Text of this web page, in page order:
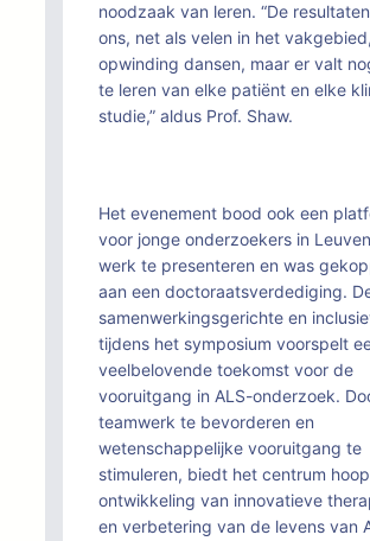
noodzaak van leren. “De
ons, net als velen in het
opwinding dansen, maar er valt
te leren van elke patiënt en elke
studie,” aldus Prof. Shaw.
Het evenement bood ook een
voor jonge onderzoekers in
werk te presenteren en was
aan een doctoraatsverdediging.
samenwerkingsgerichte en
tijdens het symposium voorspelt
veelbelovende toekomst voor de
vooruitgang in ALS-onderzoek.
teamwerk te bevorderen en
wetenschappelijke vooruitgang te
stimuleren, biedt het centrum
ontwikkeling van innovatieve
en verbetering van de levens van